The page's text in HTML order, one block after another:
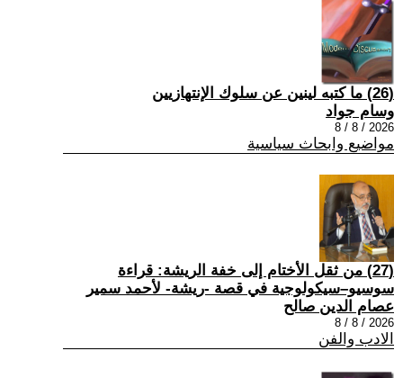
(26) ما كتبه لينين عن سلوك الإنتهازيين
وسام جواد
2026 / 8 / 8
مواضيع وابحاث سياسية
(27) من ثقل الأختام إلى خفة الريشة: قراءة
سوسيو–سيكولوجية في قصة -ريشة- لأحمد سمير
عصام الدين صالح
2026 / 8 / 8
الادب والفن